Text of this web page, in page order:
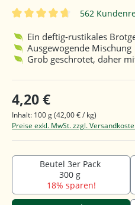
562
Ein deftig-rustikales
Ausgewogende Mischung
Grob geschrotet, daher
4,20 €
Inhalt: 100 g(42,00 € / kg)
Preise exkl. MwSt. zzgl.
Beutel 3er Pack
300 g
18% sparen!